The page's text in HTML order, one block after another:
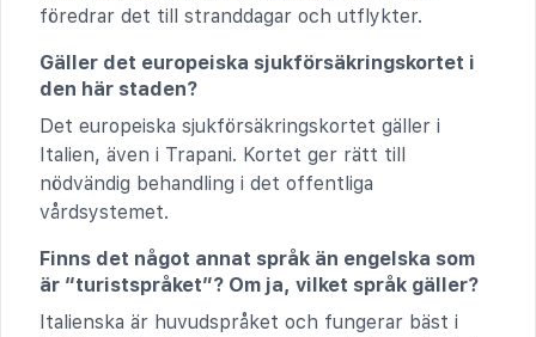
föredrar det till stranddagar och utflykter.
Gäller det europeiska sjukförsäkringskortet i
den här staden?
Det europeiska sjukförsäkringskortet gäller i
Italien, även i Trapani. Kortet ger rätt till
nödvändig behandling i det offentliga
vårdsystemet.
Finns det något annat språk än engelska som
är “turistspråket”? Om ja, vilket språk gäller?
Italienska är huvudspråket och fungerar bäst i